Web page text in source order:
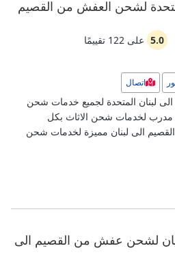
لشحن العفش من القصيم
5.0 على 122 تقييمًا
اتصال
لبنان المتحدة لجميع خدمات شحن
مدرب لخدمات شحن الاثاث بكل
الى لبنان مميزة لخدمات شحن
لشحن عفش من القصيم الى